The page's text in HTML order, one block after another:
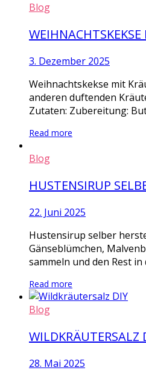
Blog
3. Dezember 2025
Weihnachtskekse mit
anderen duftenden
Zutaten: Zubereitung:
Read more
Blog
HUSTENSIRUP
22. Juni 2025
Hustensirup selber
Gänseblümchen,
sammeln und den Rest
Read more
Blog
WILDKRÄUTERSALZ
28. Mai 2025